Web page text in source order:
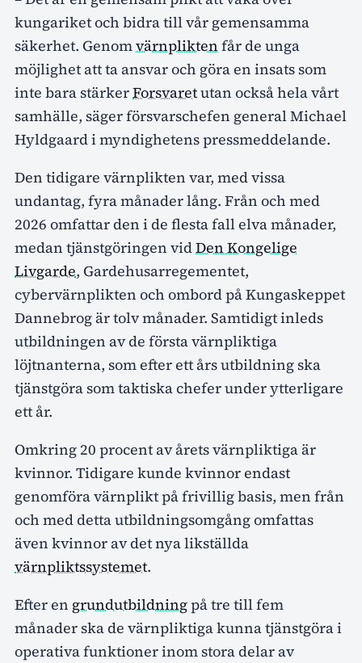
kungariket och bidra till vår gemensamma
säkerhet. Genomvärnplikten får de unga
möjlighet att ta ansvar och göra en insats som
inte bara stärkerForsvaretutan också hela vårt
samhälle, säger försvarschefen general Michael
Hyldgaard i myndighetens pressmeddelande.
Den tidigare värnplikten var, med vissa
undantag, fyra månader lång. Från och med
2026 omfattar den i de flesta fall elva månader,
medan tjänstgöringen vidDen Kongelige
Livgarde, Gardehusarregementet,
cybervärnplikten och ombord på Kungaskeppet
Dannebrog är tolv månader. Samtidigt inleds
utbildningen av de första värnpliktiga
löjtnanterna, som efter ett års utbildning ska
tjänstgöra som taktiska chefer under ytterligare
ett år.
Omkring 20 procent av årets värnpliktiga är
kvinnor. Tidigare kunde kvinnor endast
genomföra värnplikt på frivillig basis, men från
och med detta utbildningsomgång omfattas
även kvinnor av det nya likställda
värnpliktssystemet.
Efter en grundutbildningpå tre till fem
månader ska de värnpliktiga kunna tjänstgöra i
operativa funktioner inom stora delar av